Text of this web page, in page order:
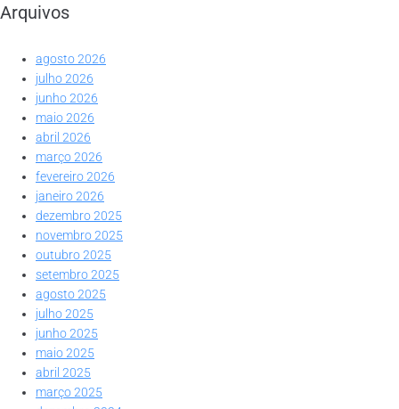
Arquivos
agosto 2026
julho 2026
junho 2026
maio 2026
abril 2026
março 2026
fevereiro 2026
janeiro 2026
dezembro 2025
novembro 2025
outubro 2025
setembro 2025
agosto 2025
julho 2025
junho 2025
maio 2025
abril 2025
março 2025